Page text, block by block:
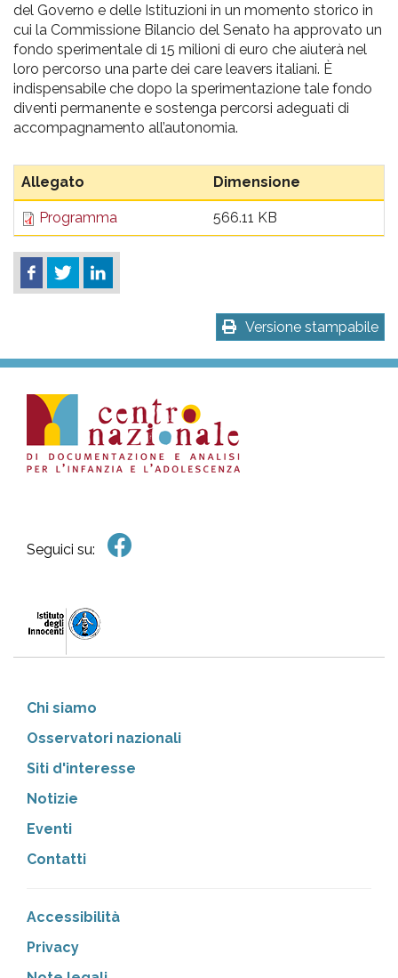
del Governo e delle Istituzioni in un momento storico in
cui la Commissione Bilancio del Senato ha approvato un
fondo sperimentale di 15 milioni di euro che aiuterà nel
loro percorso una parte dei care leavers italiani. È
indispensabile che dopo la sperimentazione tale fondo
diventi permanente e sostenga percorsi adeguati di
accompagnamento all’autonomia.
Allegato Dimensione
Programma 566.11 KB
Versione stampabile
Seguici su:
Chi siamo
Osservatori nazionali
Siti d'interesse
Notizie
Eventi
Contatti
Accessibilità
Privacy